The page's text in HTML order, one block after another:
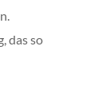
das so